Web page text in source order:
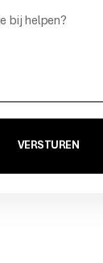
VERSTUREN